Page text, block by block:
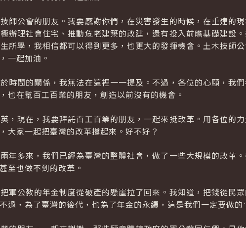
師公會的朋友。我要感謝你們，在災害發生的時候，在重建的
辦理社會住宅、推動危老建築的改建，還有投入前瞻基礎建設
所學，我相信都可以得到更多，也更大的發揮機會。土木技師
一起加油。
時間的關係，我無法在這裡一一提及。不過，各位的心願，我
也在幫百工百業的朋友，創造以前沒有的機會。
，現在，我要拜託百工百業的朋友，一起來挺改革。用各位的
大家一起把臺灣的改革撐起來。好不好？
年多來，我們已經為臺灣的整體社會，做了一些大規模的改革
至也做不到的改革。
軍公教的年金制度從破產的懸崖拉了回來。我知道，把錢從民眾
過，為了臺灣的後代，也為了年金的永續，這是我們一定要做的